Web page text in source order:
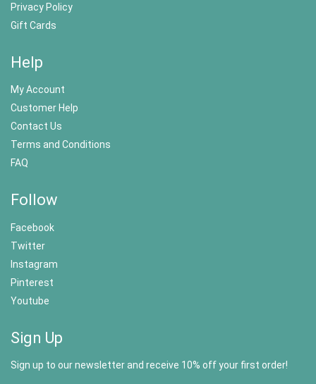
Privacy Policy
Gift Cards
Help
My Account
Customer Help
Contact Us
Terms and Conditions
FAQ
Follow
Facebook
Twitter
Instagram
Pinterest
Youtube
Sign Up
Sign up to our newsletter and receive 10% off your first order!